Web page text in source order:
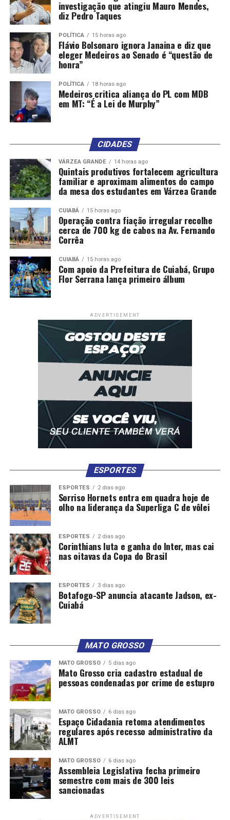
investigação que atingiu Mauro Mendes,
diz Pedro Taques
POLÍTICA 15 horas ago
Flávio Bolsonaro ignora Janaina e diz que
eleger Medeiros ao Senado é “questão de
honra”
POLÍTICA 18 horas ago
Medeiros critica aliança do PL com MDB
em MT: “É a Lei de Murphy”
CIDADES
VÁRZEA GRANDE 14 horas ago
Quintais produtivos fortalecem agricultura
familiar e aproximam alimentos do campo
da mesa dos estudantes em Várzea Grande
CUIABÁ 15 horas ago
Operação contra fiação irregular recolhe
cerca de 700 kg de cabos na Av. Fernando
Corrêa
CUIABÁ 15 horas ago
Com apoio da Prefeitura de Cuiabá, Grupo
Flor Serrana lança primeiro álbum
ADVERTISEMENT
ESPORTES
ESPORTES 2 dias ago
Sorriso Hornets entra em quadra hoje de
olho na liderança da Superliga C de vôlei
ESPORTES 2 dias ago
Corinthians luta e ganha do Inter, mas cai
nas oitavas da Copa do Brasil
ESPORTES 3 dias ago
Botafogo-SP anuncia atacante Jadson, ex-
Cuiabá
MATO GROSSO
MATO GROSSO 5 dias ago
Mato Grosso cria cadastro estadual de
pessoas condenadas por crime de estupro
MATO GROSSO 6 dias ago
Espaço Cidadania retoma atendimentos
regulares após recesso administrativo da
ALMT
MATO GROSSO 6 dias ago
Assembleia Legislativa fecha primeiro
semestre com mais de 300 leis
sancionadas
ADVERTISEMENT